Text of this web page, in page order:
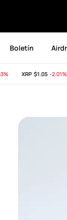
Boletín
XRP$1.05 -2.01%